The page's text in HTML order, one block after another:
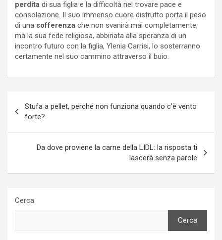
perdita di sua figlia e la difficoltà nel trovare pace e
consolazione. Il suo immenso cuore distrutto porta il peso
di una sofferenza che non svanirà mai completamente,
ma la sua fede religiosa, abbinata alla speranza di un
incontro futuro con la figlia, Ylenia Carrisi, lo sosterranno
certamente nel suo cammino attraverso il buio.
articoli
Stufa a pellet, perché non funziona quando c’è vento
forte?
Da dove proviene la carne della LIDL: la risposta ti
lascerà senza parole
Cerca
Cerca